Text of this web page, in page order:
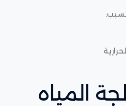
تسبب:
المياه